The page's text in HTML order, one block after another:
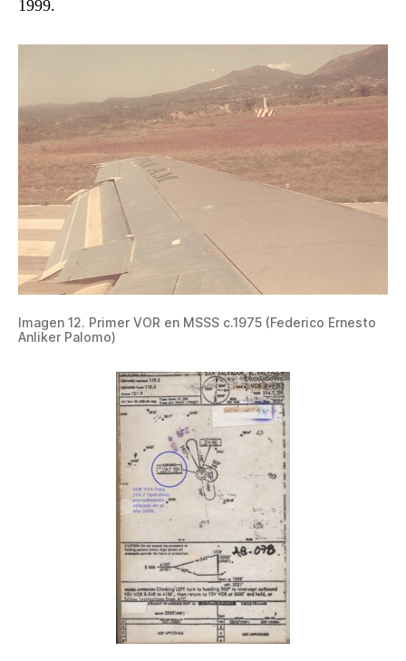
1999.
Imagen 12. Primer VOR en MSSS c.1975 (Federico Ernesto
Anliker Palomo)